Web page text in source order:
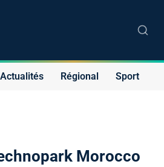
Actualités Régional Sport
Morocco